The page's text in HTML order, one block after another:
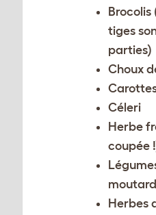
Brocolis
tiges
parties)
Choux
Céleri
Herbe
coupée
Herbes